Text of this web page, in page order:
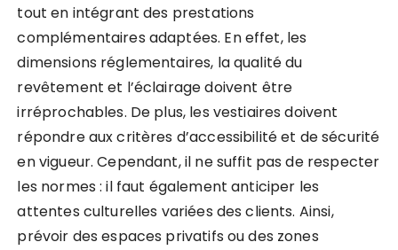
tout en intégrant des prestations
complémentaires adaptées. En effet, les
dimensions réglementaires, la qualité du
revêtement et l’éclairage doivent être
irréprochables. De plus, les vestiaires doivent
répondre aux critères d’accessibilité et de sécurité
en vigueur. Cependant, il ne suffit pas de respecter
les normes : il faut également anticiper les
attentes culturelles variées des clients. Ainsi,
prévoir des espaces privatifs ou des zones